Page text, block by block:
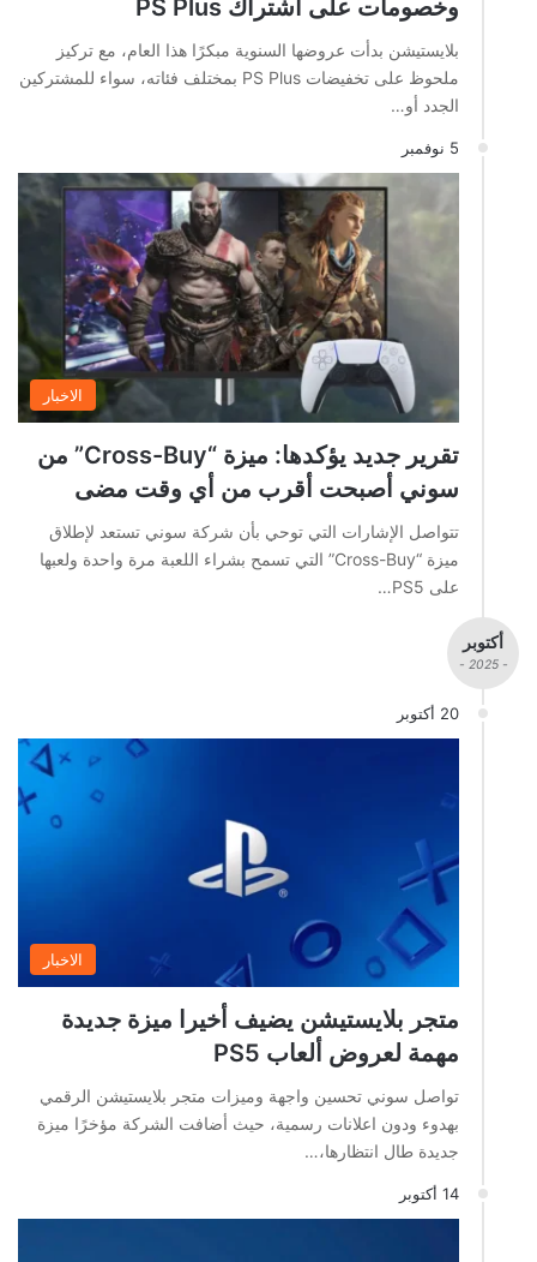
وخصومات على اشتراك PS Plus
بلايستيشن بدأت عروضها السنوية مبكرًا هذا العام، مع تركيز
ملحوظ على تخفيضات PS Plus بمختلف فئاته، سواء للمشتركين
الجدد أو…
5 نوفمبر
الاخبار
تقرير جديد يؤكدها: ميزة “Cross-Buy” من
سوني أصبحت أقرب من أي وقت مضى
تتواصل الإشارات التي توحي بأن شركة سوني تستعد لإطلاق
ميزة “Cross-Buy” التي تسمح بشراء اللعبة مرة واحدة ولعبها
على PS5…
أكتوبر
- 2025 -
20 أكتوبر
الاخبار
متجر بلايستيشن يضيف أخيرا ميزة جديدة
مهمة لعروض ألعاب PS5
تواصل سوني تحسين واجهة وميزات متجر بلايستيشن الرقمي
بهدوء ودون اعلانات رسمية، حيث أضافت الشركة مؤخرًا ميزة
جديدة طال انتظارها،…
14 أكتوبر